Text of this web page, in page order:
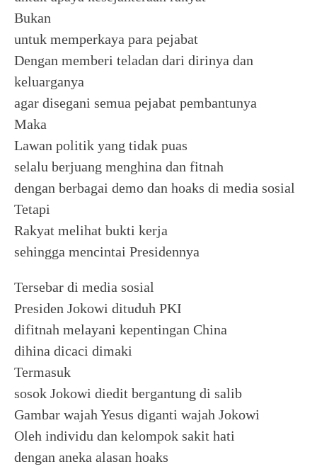
Bukan
untuk memperkaya para pejabat
Dengan memberi teladan dari dirinya dan
keluarganya
agar disegani semua pejabat pembantunya
Maka
Lawan politik yang tidak puas
selalu berjuang menghina dan fitnah
dengan berbagai demo dan hoaks di media sosial
Tetapi
Rakyat melihat bukti kerja
sehingga mencintai Presidennya
Tersebar di media sosial
Presiden Jokowi dituduh PKI
difitnah melayani kepentingan China
dihina dicaci dimaki
Termasuk
sosok Jokowi diedit bergantung di salib
Gambar wajah Yesus diganti wajah Jokowi
Oleh individu dan kelompok sakit hati
dengan aneka alasan hoaks